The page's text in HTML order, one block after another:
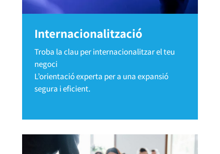
Internacionalització
Troba la clau per internacionalitzar el teu
negoci
L’orientació experta per a una expansió
segura i eficient.